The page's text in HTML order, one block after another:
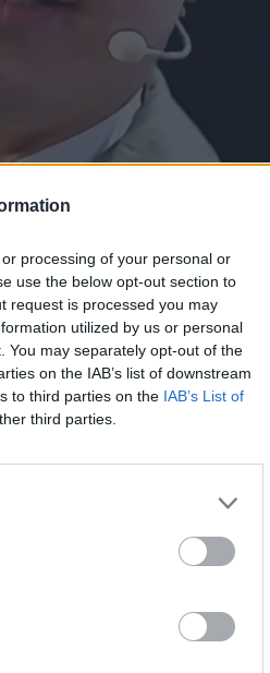
processing of your personal or
use the below opt-out section to
request is processed you may
utilized by us or personal
You may separately opt-out of the
on the IAB’s list of downstream
to third parties on the IAB’s List of
third parties.
σας. Ένας βαριεστημένος
μακριά από μια «βαρετή
αυξήθηκαν κατά 146% το
μερίδιο ακόμα.